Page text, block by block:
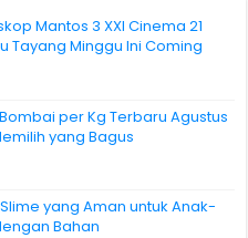
Mantos 3 XXI Cinema 21
Tayang Minggu Ini Coming
per Kg Terbaru Agustus
yang Bagus
yang Aman untuk Anak-
Bahan